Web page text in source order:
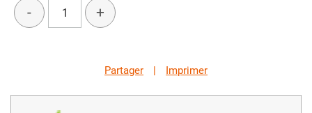
- +
Partager | Imprimer